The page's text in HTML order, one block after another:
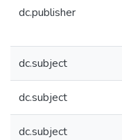
dc.publisher
dc.subject
dc.subject
dc.subject